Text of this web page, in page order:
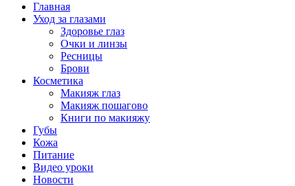
Главная
Уход за глазами
Здоровье глаз
Очки и линзы
Ресницы
Брови
Косметика
Макияж глаз
Макияж пошагово
Книги по макияжу
Губы
Кожа
Питание
Видео уроки
Новости